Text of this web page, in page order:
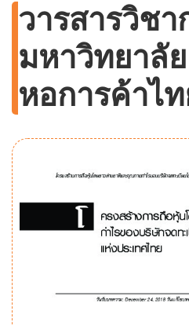
วารสารวิชา
มหาวิทยาลัย
หอการค้าไ